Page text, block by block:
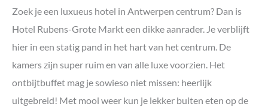
Zoek je een luxueus hotel in Antwerpen centrum? Dan is
Hotel Rubens-Grote Markt een dikke aanrader. Je verblijft
hier in een statig pand in het hart van het centrum. De
kamers zijn super ruim en van alle luxe voorzien. Het
ontbijtbuffet mag je sowieso niet missen: heerlijk
uitgebreid! Met mooi weer kun je lekker buiten eten op de